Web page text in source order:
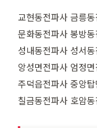
교현동전파사 금릉
문화동전파사 봉방
성내동전파사 성서
앙성면전파사 엄정
주덕읍전파사 중앙
칠금동전파사 호암